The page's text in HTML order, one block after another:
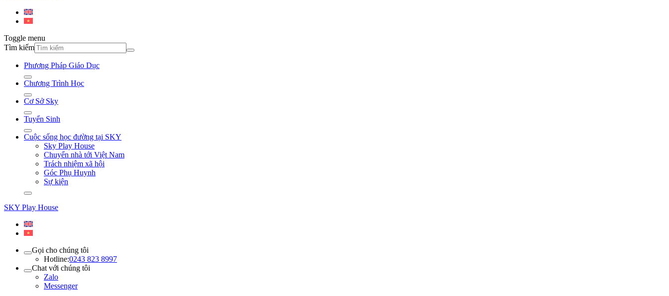
Toggle menu
Tìm kiếm
Phương Pháp Giáo Dục
Chương Trình Học
Cơ Sở Sky
Tuyển Sinh
Cuộc sống học đường tại SKY
Sky Play House
Chuyển nhà tới Việt Nam
Trách nhiệm xã hội
Góc Phụ Huynh
Sự kiện
SKY Play House
Gọi cho chúng tôi
Hotline:0243 823 8997
Chat với chúng tôi
Zalo
Messenger